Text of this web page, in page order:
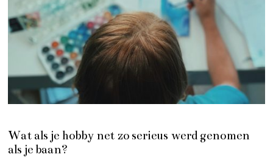
Wat als je hobby net zo serieus werd genomen
als je baan?